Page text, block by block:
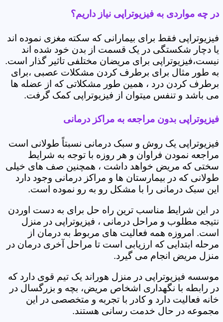
در چه مواردی به فیزیوتراپی نیاز داریم؟
فیزیوتراپی فقط برای بیمارانی که سکته مغزی نموده اند
یا دچار شکستگی در یک قسمت از بدن خود شده اند
نیست،فیزیوتراپی برای مریضان مختلفی تاثیر گذار است.
به طور مثال برای برطرف کردن مشکلات عصبی ،برای
برطرف کردن درد ، همین طور مشکلاتی که از عضله ها
می باشد و تنفس میتوان از فیزیوتراپی کمک گرفت.
فیزیوتراپی بدون مراجعه به مراکز درمانی
فیزیوتراپی یک روش و سبک درمانی نسبتاً طولانی است
مراجعه نمودن فراوان و هر روزه با توجه به شرایط
سختی که مریض خواهد داشت ، همچنین صف های خیلی
طولانی که در بیمارستان ها و مراکز درمانی وجود دارد
این سبک درمانی را با مشکل رو به رو نموده است.
در این شرایط مناسب ترین راه حل برای به دست اوردن
نتیجه مطلوب و مراحل درمانی ، فیزیوتراپی در منزل
است. امروزه همه فعالیت های مربوط به درمان از
مرحله ابتدایی که ارزیابی است تا مراحل آخری درمان در
منزل مریض انجام می گیرد.
موسسه فیزیوتراپی در منزل هوراند یک تیم قوی دارد که
در رابطه با نگهداری اشخاص مریض، بچه و بزرگسال در
خانه فعالیت دارد و کادر با تجربه و متخصصی در این
مجموعه در حال خدمت رسانی هستند.